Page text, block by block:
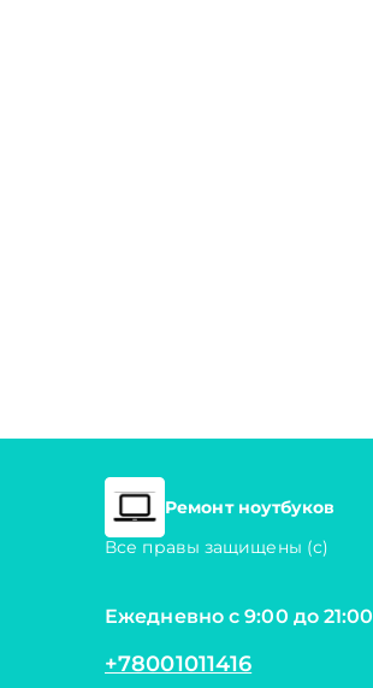
Ремонт ноутбуков
Все правы защищены (с)
Ежедневно с 9:00 до 21:00
+78001011416